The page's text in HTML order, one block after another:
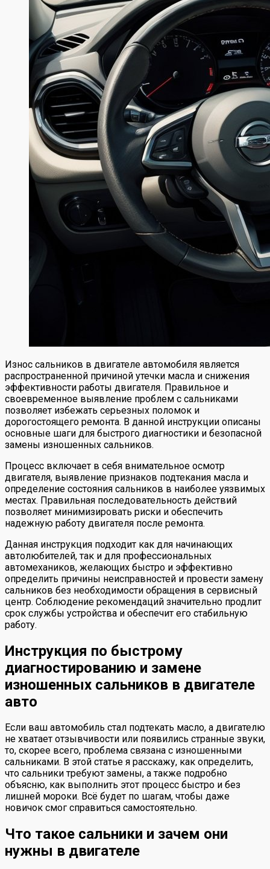
Износ сальников в двигателе автомобиля является
распространенной причиной утечки масла и снижения
эффективности работы двигателя. Правильное и
своевременное выявление проблем с сальниками
позволяет избежать серьезных поломок и
дорогостоящего ремонта. В данной инструкции описаны
основные шаги для быстрого диагностики и безопасной
замены изношенных сальников.
Процесс включает в себя внимательное осмотр
двигателя, выявление признаков подтекания масла и
определение состояния сальников в наиболее уязвимых
местах. Правильная последовательность действий
позволяет минимизировать риски и обеспечить
надежную работу двигателя после ремонта.
Данная инструкция подходит как для начинающих
автолюбителей, так и для профессиональных
автомехаников, желающих быстро и эффективно
определить причины неисправностей и провести замену
сальников без необходимости обращения в сервисный
центр. Соблюдение рекомендаций значительно продлит
срок службы устройства и обеспечит его стабильную
работу.
Инструкция по быстрому
диагностированию и замене
изношенных сальников в двигателе
авто
Если ваш автомобиль стал подтекать масло, а двигателю
не хватает отзывчивости или появились странные звуки,
то, скорее всего, проблема связана с изношенными
сальниками. В этой статье я расскажу, как определить,
что сальники требуют замены, а также подробно
объясню, как выполнить этот процесс быстро и без
лишней мороки. Всё будет по шагам, чтобы даже
новичок смог справиться самостоятельно.
Что такое сальники и зачем они
нужны в двигателе